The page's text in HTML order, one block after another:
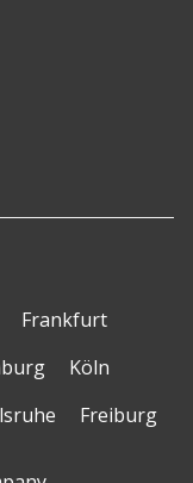
Frankfurt
Köln
Freiburg